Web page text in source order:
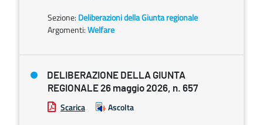
Sezione: Deliberazioni della Giunta regionale
Argomenti:Welfare
DELIBERAZIONE DELLA GIUNTA
REGIONALE 26 maggio 2026, n. 657
Scarica Ascolta